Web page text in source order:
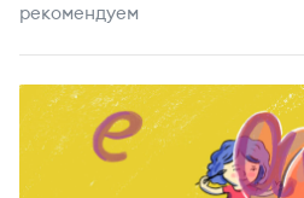
рекомендуем